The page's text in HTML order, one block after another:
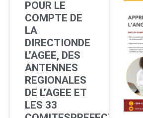
POUR LE
COMPTE DE
LA
DIRECTIONDE
L’AGEE, DES
ANTENNES
REGIONALES
DE L’AGEE ET
LES 33